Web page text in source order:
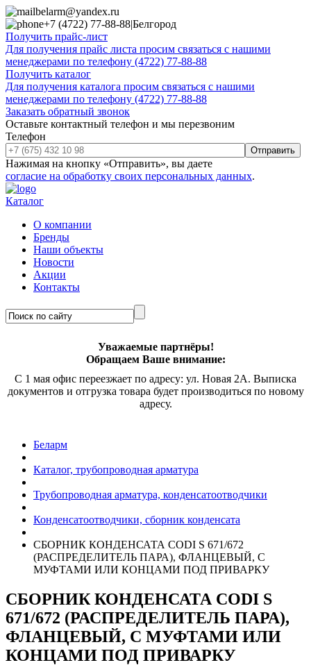
belarm@yandex.ru
+7 (4722) 77-88-88|Белгород
Получить прайс-лист
Для получения прайс листа просим связаться с нашими
менеджерами по телефону (4722) 77-88-88
Получить каталог
Для получения каталога просим связаться с нашими
менеджерами по телефону (4722) 77-88-88
Заказать обратный звонок
Оставьте контактный телефон и мы перезвоним
Телефон
Отправить
Нажимая на кнопку «Отправить», вы даете
согласие на обработку своих персональных данных.
Каталог
О компании
Бренды
Наши объекты
Новости
Акции
Контакты
Уважаемые партнёры!
Обращаем Ваше внимание:
С 1 мая офис переезжает по адресу: ул. Новая 2А. Выписка
документов и отгрузка товара будет производиться по новому
адресу.
Беларм
Каталог, трубопроводная арматура
Трубопроводная арматура, конденсатоотводчики
Конденсатоотводчики, сборник конденсата
СБОРНИК КОНДЕНСАТА CODI S 671/672
(РАСПРЕДЕЛИТЕЛЬ ПАРА), ФЛАНЦЕВЫЙ, С
МУФТАМИ ИЛИ КОНЦАМИ ПОД ПРИВАРКУ
СБОРНИК КОНДЕНСАТА CODI S
671/672 (РАСПРЕДЕЛИТЕЛЬ ПАРА),
ФЛАНЦЕВЫЙ, С МУФТАМИ ИЛИ
КОНЦАМИ ПОД ПРИВАРКУ